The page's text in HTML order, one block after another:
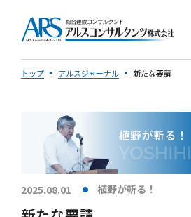
サステナビリティへの
取り組み
企業理念
社長メッセージ
トップ アルスジャーナル 新たな要請
2025.08.01 植野が斬る！